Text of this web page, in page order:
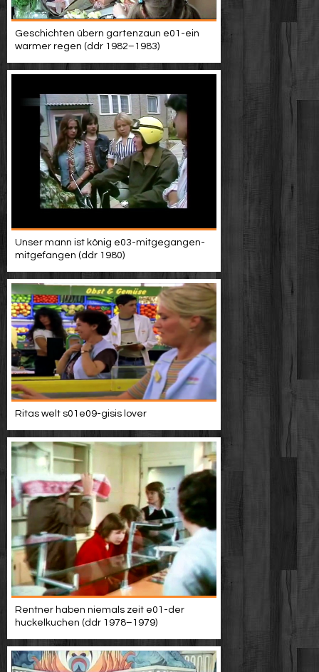
Geschichten übern gartenzaun e01-ein
warmer regen (ddr 1982–1983)
Unser mann ist könig e03-mitgegangen-
mitgefangen (ddr 1980)
Ritas welt s01e09-gisis lover
Rentner haben niemals zeit e01-der
huckelkuchen (ddr 1978–1979)